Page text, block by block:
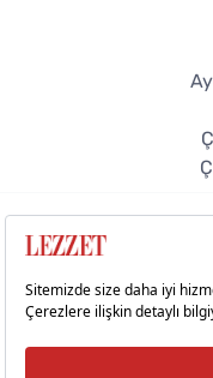
© 2026 Lezzet